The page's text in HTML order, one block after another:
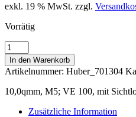
exkl. 19 % MwSt. zzgl.
Vorrätig
Kerbkabelschuhe,
Gabelform
Menge
In den Warenkorb
Artikelnummer: Huber_701304
10,0qmm, M5; VE 100, mit
Zusätzliche Information